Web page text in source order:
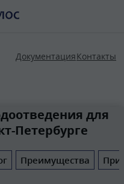
ДокументацияКонтакты
для
Петербурге
Преимущества